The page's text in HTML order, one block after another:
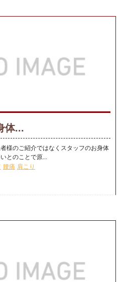
体...
様のご紹介ではなくスタッフのお身体
とのことで原...
腰痛 肩こり